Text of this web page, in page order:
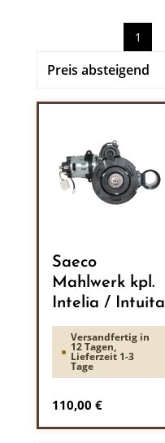
Seite
1
Saeco
Mahlwerk kpl.
Intelia / Intuita
Versandfertig in
12 Tagen,
Lieferzeit 1-3
Tage
Regulärer Preis:
110,00 €